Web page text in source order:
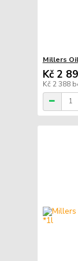
Millers
Kč 2
Kč 2 388